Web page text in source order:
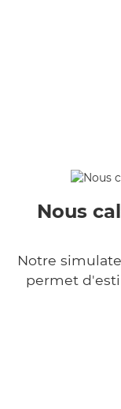
Nous
Notre
permet